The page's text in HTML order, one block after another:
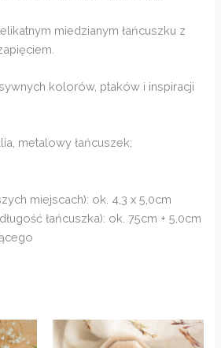
miedzianym łańcuszku z
kolorów, ptaków i inspiracji
metalowy łańcuszek;
miejscach): ok. 4,3 x 5,0cm
łańcuszka): ok. 75cm + 5,0cm